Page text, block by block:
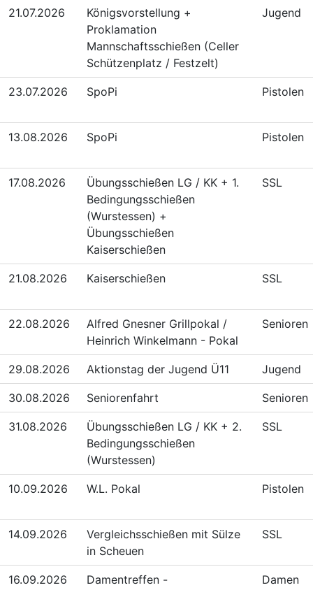
21.07.2026
Königsvorstellung +
Proklamation
Mannschaftsschießen (Celler
Schützenplatz / Festzelt)
Jugend
23.07.2026 SpoPi Pistolen
13.08.2026 SpoPi Pistolen
17.08.2026
Übungsschießen LG / KK + 1.
Bedingungsschießen
(Wurstessen) +
Übungsschießen
Kaiserschießen
SSL
21.08.2026 Kaiserschießen SSL
22.08.2026
Alfred Gnesner Grillpokal /
Heinrich Winkelmann - Pokal
Senioren
29.08.2026 Aktionstag der Jugend Ü11 Jugend
30.08.2026 Seniorenfahrt Senioren
31.08.2026
Übungsschießen LG / KK + 2.
Bedingungsschießen
(Wurstessen)
SSL
10.09.2026 W.L. Pokal Pistolen
14.09.2026
Vergleichsschießen mit Sülze
in Scheuen
SSL
16.09.2026
Damentreffen -
Damen